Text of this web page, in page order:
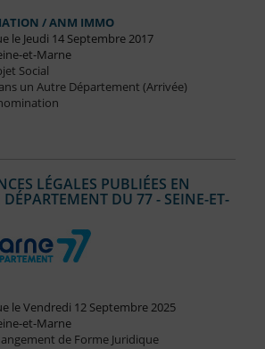
/ ANM IMMO
le Jeudi 14 Septembre 2017
et-Marne
Social
un Autre Département (Arrivée)
LÉGALES PUBLIÉES EN
DU 77 - SEINE-ET-
le Vendredi 12 Septembre 2025
et-Marne
de Forme Juridique